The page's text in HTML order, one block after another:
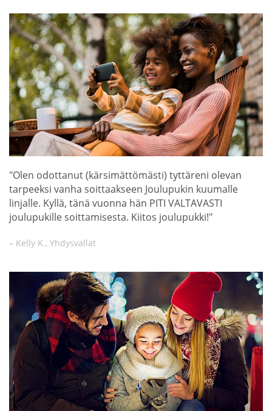
"Olen odottanut (kärsimättömästi) tyttäreni olevan
tarpeeksi vanha soittaakseen Joulupukin kuumalle
linjalle. Kyllä, tänä vuonna hän PITI VALTAVASTI
joulupukille soittamisesta. Kiitos joulupukki!"
– Kelly K., Yhdysvallat